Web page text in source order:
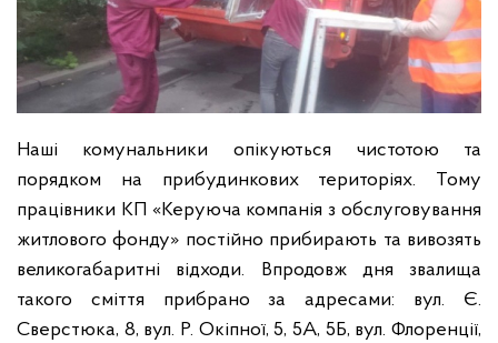
Наші комунальники опікуються чистотою та
порядком на прибудинкових територіях. Тому
працівники КП «Керуюча компанія з обслуговування
житлового фонду» постійно прибирають та вивозять
великогабаритні відходи. Впродовж дня звалища
такого сміття прибрано за адресами: вул. Є.
Сверстюка, 8, вул. Р. Окіпної, 5, 5А, 5Б, вул. Флоренції,